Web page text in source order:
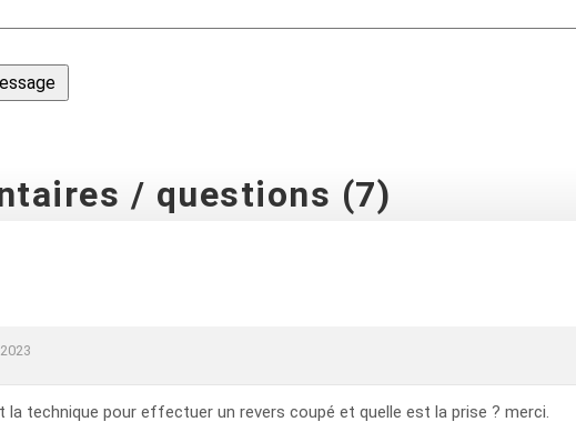
/ questions (7)
la technique pour effectuer un revers coupé et quelle est la prise ? merci.